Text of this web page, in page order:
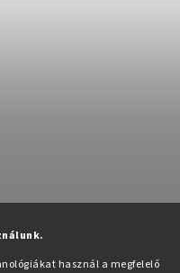
használ a megfelelő